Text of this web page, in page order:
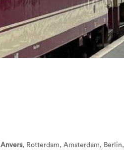
Anvers, Rotterdam, Amsterdam, Berlin,